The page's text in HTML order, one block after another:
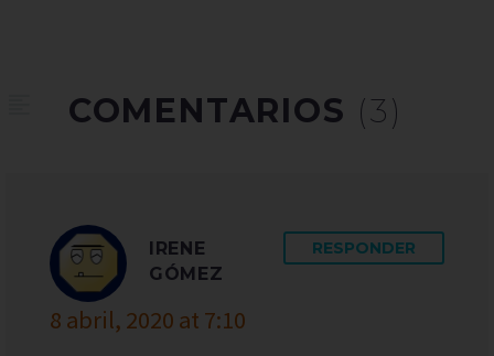
COMENTARIOS (3)
IRENE
GÓMEZ
8 abril, 2020 at 7:10
RESPONDER